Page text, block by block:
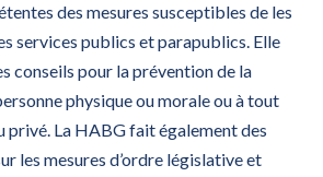
des mesures susceptibles de les
services publics et parapublics. Elle
conseils pour la prévention de la
physique ou morale ou à tout
privé. La HABG fait également des
les mesures d’ordre législative et